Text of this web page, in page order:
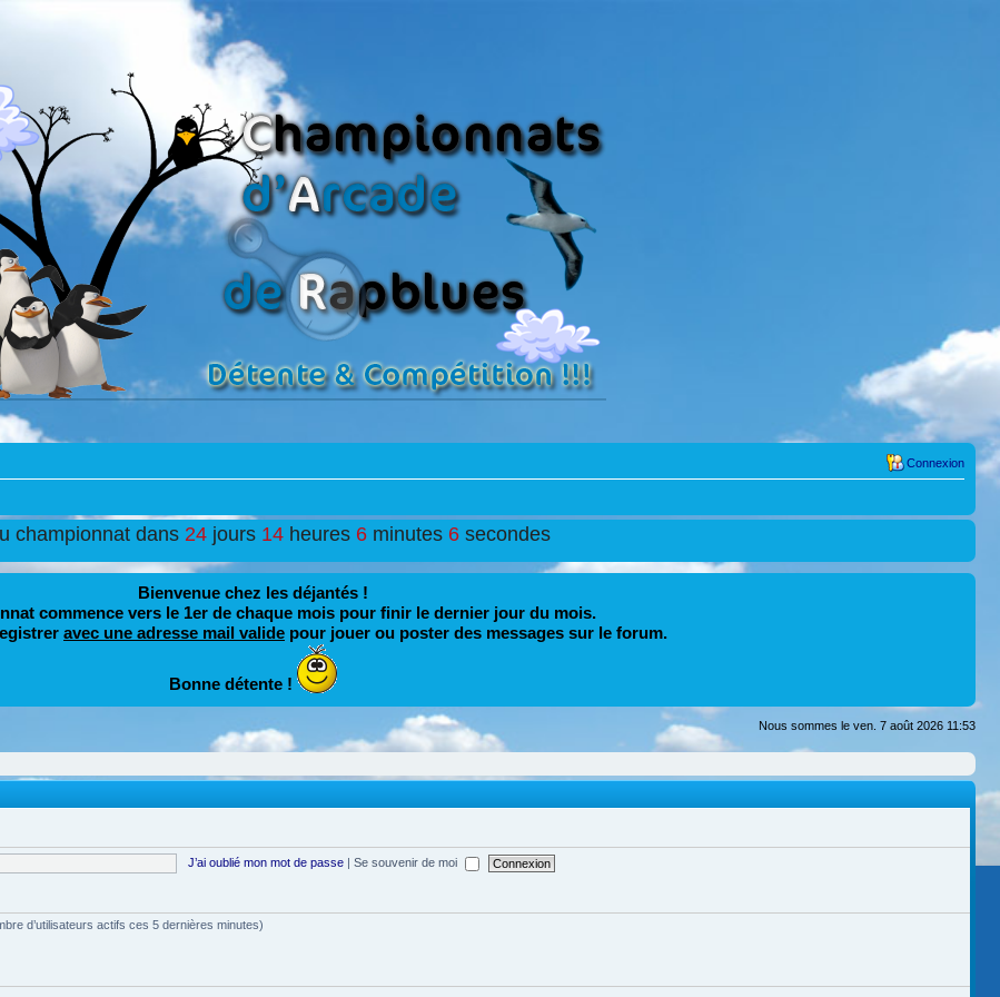
Connexion
championnat dans 24 jours 14 heures 6 minutes 6 secondes
Bienvenue chez les déjantés !
commence vers le 1er de chaque mois pour finir le dernier jour du mois.
avec une adresse mail valide pour jouer ou poster des messages sur le forum.
Bonne détente !
Nous sommes le ven. 7 août 2026 11:53
J’ai oublié mon mot de passe | Se souvenir de moi
d’utilisateurs actifs ces 5 dernières minutes)